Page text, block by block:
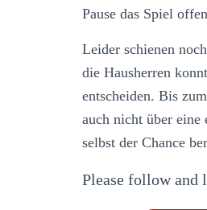
Pause das Spiel
Leider schienen
die Hausherren
entscheiden. Bis
auch nicht über
selbst der Chance
Please follow and